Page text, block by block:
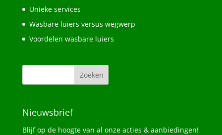
Unieke services
Wasbare luiers versus wegwerp
Voordelen wasbare luiers
Nieuwsbrief
Blijf op de hoogte van al onze acties & aanbiedingen!